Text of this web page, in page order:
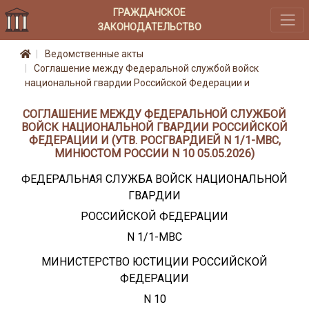
ГРАЖДАНСКОЕ
ЗАКОНОДАТЕЛЬСТВО
Ведомственные акты
Соглашение между Федеральной службой войск
национальной гвардии Российской Федерации и
СОГЛАШЕНИЕ МЕЖДУ ФЕДЕРАЛЬНОЙ СЛУЖБОЙ
ВОЙСК НАЦИОНАЛЬНОЙ ГВАРДИИ РОССИЙСКОЙ
ФЕДЕРАЦИИ И (УТВ. РОСГВАРДИЕЙ N 1/1-МВС,
МИНЮСТОМ РОССИИ N 10 05.05.2026)
ФЕДЕРАЛЬНАЯ СЛУЖБА ВОЙСК НАЦИОНАЛЬНОЙ
ГВАРДИИ
РОССИЙСКОЙ ФЕДЕРАЦИИ
N 1/1-МВС
МИНИСТЕРСТВО ЮСТИЦИИ РОССИЙСКОЙ
ФЕДЕРАЦИИ
N 10